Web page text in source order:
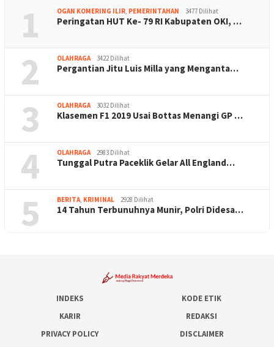
1 OGAN KOMERING ILIR PEMERINTAHAN 3477 Dilihat
Peringatan HUT Ke- 79 RI Kabupaten OKI, …
2 OLAHRAGA 3422 Dilihat
Pergantian Jitu Luis Milla yang Menganta…
3 OLAHRAGA 3032 Dilihat
Klasemen F1 2019 Usai Bottas Menangi GP …
4 OLAHRAGA 2983 Dilihat
Tunggal Putra Paceklik Gelar All England…
5 BERITA KRIMINAL 2928 Dilihat
14 Tahun Terbunuhnya Munir, Polri Didesa…
INDEKS
KODE ETIK
KARIR
REDAKSI
PRIVACY POLICY
DISCLAIMER